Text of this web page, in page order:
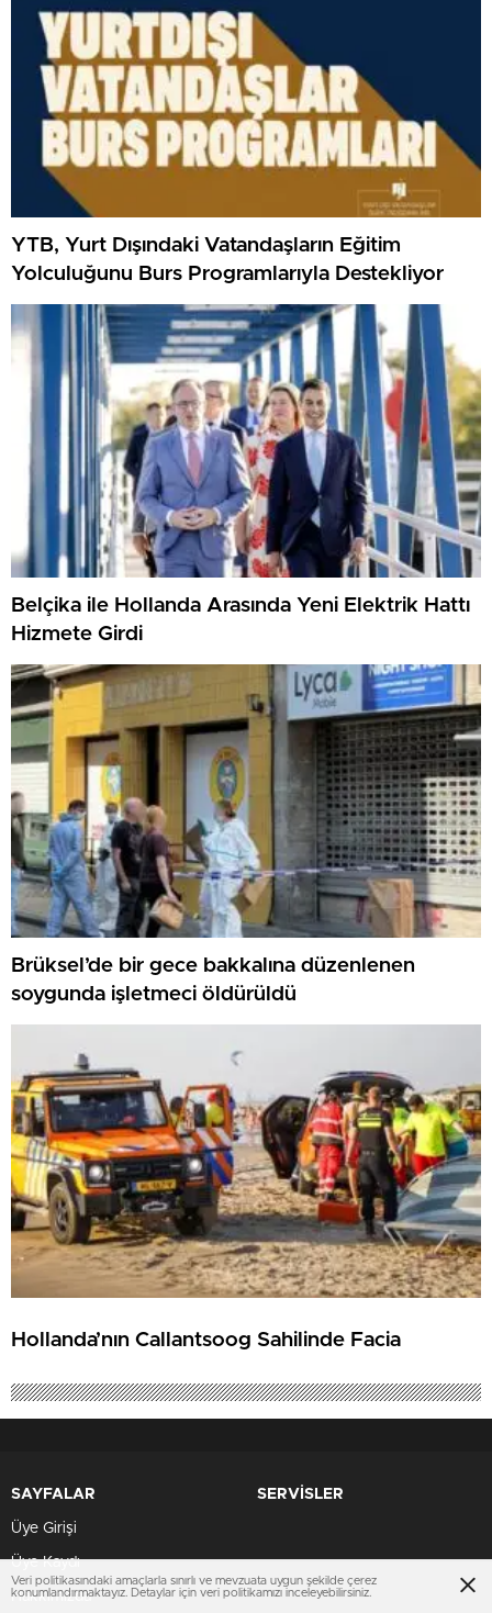
YTB, Yurt Dışındaki Vatandaşların Eğitim
Yolculuğunu Burs Programlarıyla Destekliyor
Belçika ile Hollanda Arasında Yeni Elektrik Hattı
Hizmete Girdi
Brüksel’de bir gece bakkalına düzenlenen
soygunda işletmeci öldürüldü
Hollanda’nın Callantsoog Sahilinde Facia
SAYFALAR
Üye Girişi
Üye Kaydı
Hakkımızda
SERVİSLER
Veri politikasındaki amaçlarla sınırlı ve mevzuata uygun şekilde çerez
konumlandırmaktayız. Detaylar için veri politikamızı inceleyebilirsiniz.